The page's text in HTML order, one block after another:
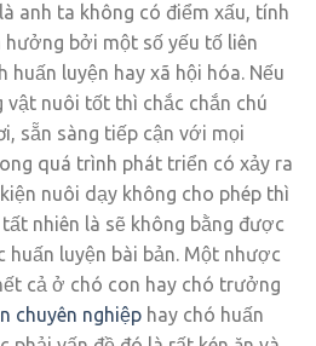
anh ta không có điểm xấu, tính
hưởng bởi một số yếu tố liên
huấn luyện hay xã hội hóa. Nếu
nuôi tốt thì chắc chắn chú
sẵn sàng tiếp cận với mọi
quá trình phát triển có xảy ra
nuôi dạy không cho phép thì
nhiên là sẽ không bằng được
luyện bài bản. Một nhược
cả ở chó con hay chó trưởng
chuyên nghiệp hay chó huấn